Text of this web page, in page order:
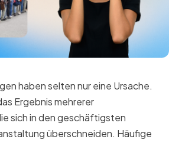
haben selten nur eine Ursache.
Ergebnis mehrerer
sich in den geschäftigsten
überschneiden. Häufige